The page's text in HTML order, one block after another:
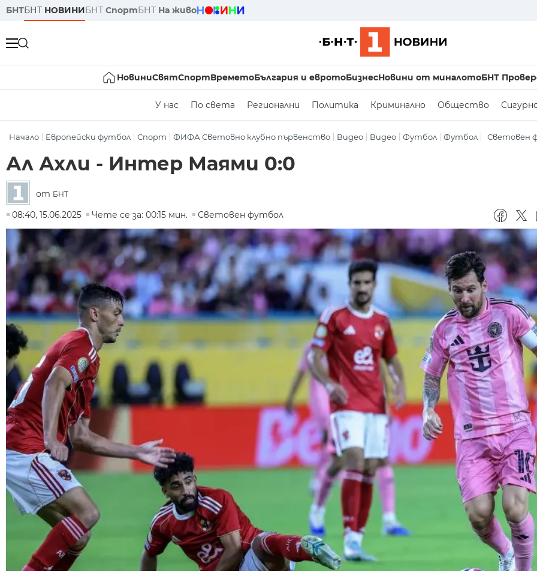
БНТБНТ НОВИНИБНТ СпортБНТ На живо
НовиниСвятСпортВреметоБългария и евротоБизнесНовини от миналотоБНТ
У нас По света Регионални Политика Криминално Общество
Начало Европейски футбол Спорт ФИФА Световно клубно първенство Видео Видео Футбол Футбол Световен
Ал Ахли - Интер Маями 0:0
от БНТ
08:40, 15.06.2025
Чете се за: 00:15 мин. Световен футбол